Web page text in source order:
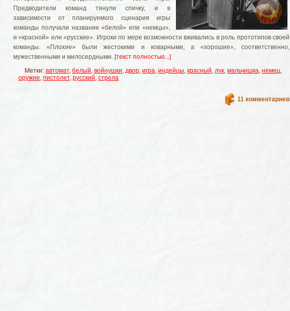
Предводители команд тянули спичку, и в
зависимости от планируемого сценария игры
команды получали название «белой» или «немцы»,
и «красной» или «русские». Игроки по мере возможности вживались в роль прототипов своей
команды. «Плохие» были жестокими и коварными, а «хорошие», соответственно,
мужественными и милосердными. [текст полностью...]
Метки: автомат, белый, войнушки, двор, игра, индейцы, красный, лук, мальчишка, немец,
оружие, пистолет, русский, стрела
11 комментариев